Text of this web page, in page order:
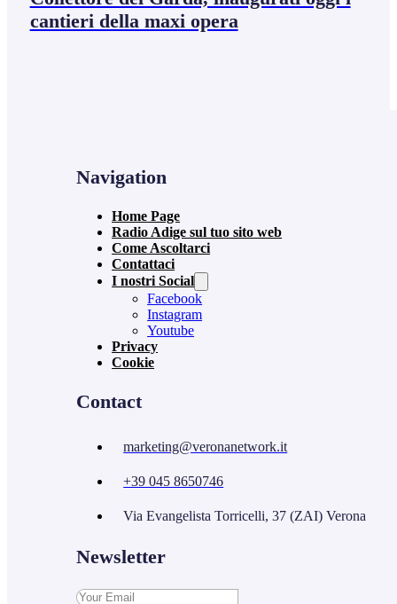
cantieri della maxi opera
Navigation
Home Page
Radio Adige sul tuo sito web
Come Ascoltarci
Contattaci
I nostri Social
Facebook
Instagram
Youtube
Privacy
Cookie
Contact
marketing@veronanetwork.it
+39 045 8650746
Via Evangelista Torricelli, 37 (ZAI) Verona
Newsletter